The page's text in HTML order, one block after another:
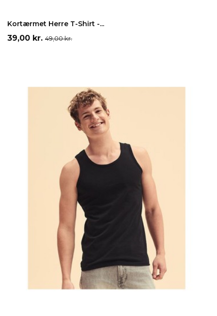
Kortærmet Herre T-Shirt -...
Pris
39,00 kr. Normalpris
49,00 kr.
Grå Hvid Sort Blå Gul